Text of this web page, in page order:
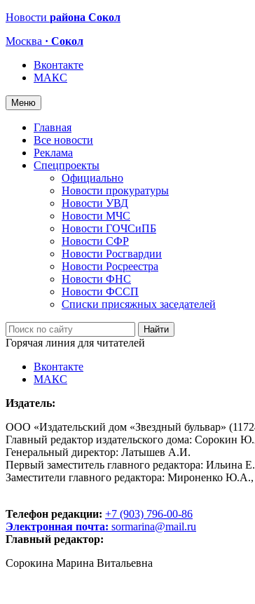
Новости района Сокол
Москва · Сокол
Вконтакте
МАКС
Меню
Главная
Все новости
Реклама
Спецпроекты
Официально
Новости прокуратуры
Новости УВД
Новости МЧС
Новости ГОЧСиПБ
Новости СФР
Новости Росгвардии
Новости Росреестра
Новости ФНС
Новости ФССП
Списки присяжных заседателей
Горячая линия для читателей
Вконтакте
МАКС
Издатель:
ООО «Издательский дом «Звездный бульвар»
Главный редактор издательского дома: Сорокин
Генеральный директор: Латышев А.И.
Первый заместитель главного редактора: Ильина
Заместители главного редактора: Мироненко
Телефон редакции: +7 (903) 796-00-86
Электронная почта: sormarina@mail.ru
Главный редактор:
Сорокина Марина Витальевна